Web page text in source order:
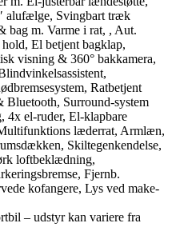
alufælge, Svingbart træk
bag m. Varme i rat, , Aut.
El betjent bagklap,
visning & 360° bakkamera,
Ratbetjent
Surround-system
4x el-ruder, El-klapbare
læderrat, Armlæn,
Skiltegenkendelse,
loftbeklædning,
Fjernb.
kofangere, Lys ved make-
– udstyr kan variere fra